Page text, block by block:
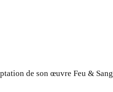
de son œuvre Feu & Sang